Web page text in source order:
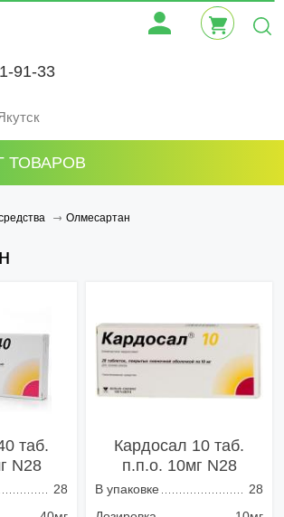
91-33
ТОВАРОВ
Олмесартан
таб.
N28
28
Кардосал 10 таб.
п.п.о. 10мг N28
В упаковке
28